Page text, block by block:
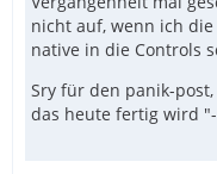
nicht auf, wenn ich
native in die Controls
Sry für den panik-
das heute fertig wird